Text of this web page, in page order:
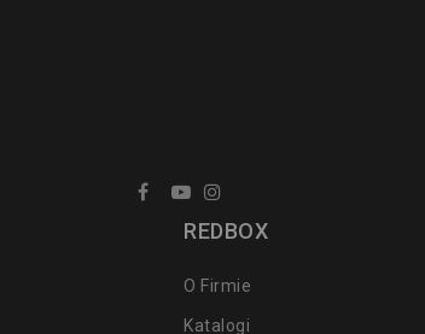
REDBOX
O Firmie
Katalogi